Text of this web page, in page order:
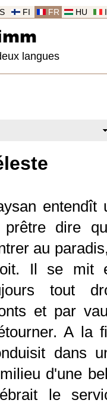
HU
FR
FI
langues
entendît
dire
au
Il se mit
tout
et par
A la
dans
d'une
le